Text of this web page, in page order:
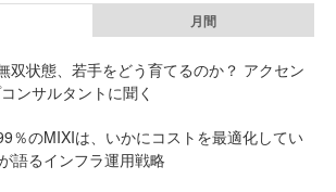
月間
双状態、若手をどう育てるのか？ アクセン
ンサルタントに聞く
％のMIXIは、いかにコストを最適化してい
語るインフラ運用戦略